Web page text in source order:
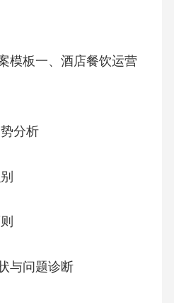
模板一、酒店餐饮运营
分析
与问题诊断